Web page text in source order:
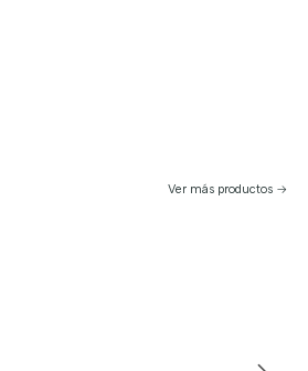
Ver más productos